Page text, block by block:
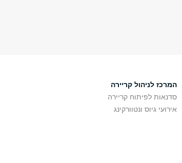
המרכז לניהול קריירה
סדנאות לפיתוח קריירה
אירועי גיוס ונטוורקינג